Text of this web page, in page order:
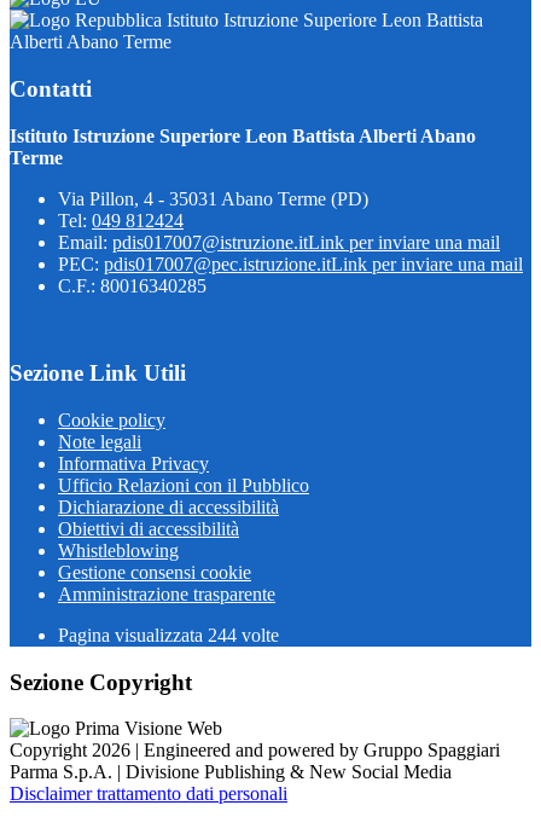
Istituto Istruzione Superiore Leon Battista
Alberti Abano Terme
Contatti
Istituto Istruzione Superiore Leon Battista Alberti Abano
Terme
Via Pillon, 4 - 35031 Abano Terme (PD)
Tel: 049 812424
Email: pdis017007@istruzione.itLink per inviare una mail
PEC: pdis017007@pec.istruzione.itLink per inviare una mail
C.F.: 80016340285
Sezione Link Utili
Cookie policy
Note legali
Informativa Privacy
Ufficio Relazioni con il Pubblico
Dichiarazione di accessibilità
Obiettivi di accessibilità
Whistleblowing
Gestione consensi cookie
Amministrazione trasparente
Pagina visualizzata 244 volte
Sezione Copyright
Copyright 2026 | Engineered and powered by Gruppo Spaggiari
Parma S.p.A. | Divisione Publishing & New Social Media
Disclaimer trattamento dati personali